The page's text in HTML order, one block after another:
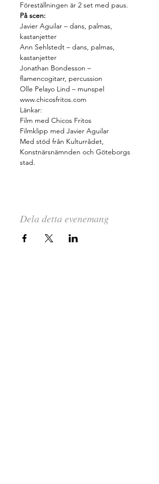
Föreställningen är 2 set med paus.
På scen:
Javier Aguilar – dans, palmas,
kastanjetter
Ann Sehlstedt – dans, palmas,
kastanjetter
Jonathan Bondesson –
flamencogitarr, percussion
Olle Pelayo Lind – munspel
www.chicosfritos.com
Länkar:
Film med Chicos Fritos
Filmklipp med Javier Aguilar
Med stöd från Kulturrådet,
Konstnärsnämnden och Göteborgs
stad.
Dela detta evenemang